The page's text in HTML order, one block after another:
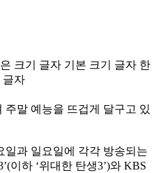
크기 글자 기본 크기 글자 한
글자
주말 예능을 뜨겁게 달구고 있
일과 일요일에 각각 방송되는
이하 ‘위대한 탄생3’)와 KBS